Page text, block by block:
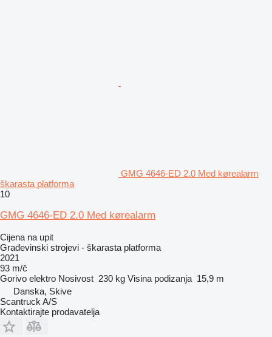
GMG 4646-ED 2.0 Med kørealarm
škarasta platforma
10
GMG 4646-ED 2.0 Med kørealarm
Cijena na upit
Građevinski strojevi - škarasta platforma
2021
93 m/č
Gorivo elektro Nosivost 230 kg Visina podizanja 15,9 m
Danska, Skive
Scantruck A/S
Kontaktirajte prodavatelja